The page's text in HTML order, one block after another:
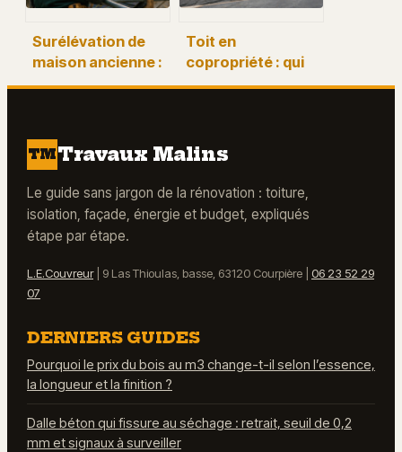
Surélévation de
maison ancienne :
comment ajouter
structure ?
Toit en
copropriété : qui
paie les travaux et
TMTravaux Malins
Le guide sans jargon de la rénovation : toiture,
isolation, façade, énergie et budget, expliqués
étape par étape.
L.E.Couvreur| 9 Las Thioulas, basse, 63120 Courpière
06 23 52 29
07
DERNIERS GUIDES
Pourquoi le prix du bois au m3 change-t-il selon l’essence,
la longueur et la finition ?
Dalle béton qui fissure au séchage : retrait, seuil de 0,2
mm et signaux à surveiller